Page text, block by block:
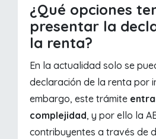
¿Qué opciones
presentar la
la renta?
En la actualidad solo se
declaración de la renta por
embargo, este trámite
complejidad, y por ello la
contribuyentes a través de